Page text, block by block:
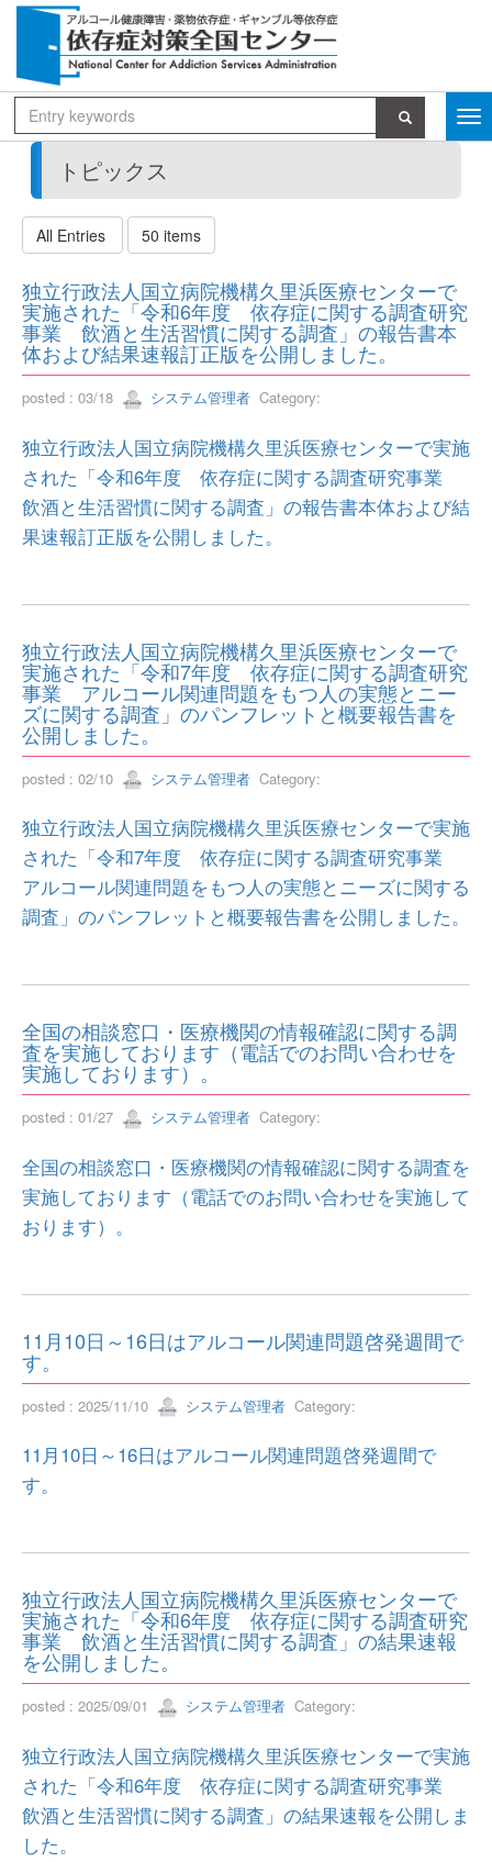
トピックス
All Entries 50 items
独立行政法人国立病院機構久里浜医療センターで
実施された「令和6年度 依存症に関する調査研究
事業 飲酒と生活習慣に関する調査」の報告書本
体および結果速報訂正版を公開しました。
posted : 03/18 システム管理者 Category:
独立行政法人国立病院機構久里浜医療センターで実施
された「令和6年度 依存症に関する調査研究事業
飲酒と生活習慣に関する調査」の報告書本体および結
果速報訂正版を公開しました。
独立行政法人国立病院機構久里浜医療センターで
実施された「令和7年度 依存症に関する調査研究
事業 アルコール関連問題をもつ人の実態とニー
ズに関する調査」のパンフレットと概要報告書を
公開しました。
posted : 02/10 システム管理者 Category:
独立行政法人国立病院機構久里浜医療センターで実施
された「令和7年度 依存症に関する調査研究事業
アルコール関連問題をもつ人の実態とニーズに関する
調査」のパンフレットと概要報告書を公開しました。
全国の相談窓口・医療機関の情報確認に関する調
査を実施しております（電話でのお問い合わせを
実施しております）。
posted : 01/27 システム管理者 Category:
全国の相談窓口・医療機関の情報確認に関する調査を
実施しております（電話でのお問い合わせを実施して
おります）。
11月10日～16日はアルコール関連問題啓発週間で
す。
posted : 2025/11/10 システム管理者 Category:
11月10日～16日はアルコール関連問題啓発週間で
す。
独立行政法人国立病院機構久里浜医療センターで
実施された「令和6年度 依存症に関する調査研究
事業 飲酒と生活習慣に関する調査」の結果速報
を公開しました。
posted : 2025/09/01 システム管理者 Category:
独立行政法人国立病院機構久里浜医療センターで実施
された「令和6年度 依存症に関する調査研究事業
飲酒と生活習慣に関する調査」の結果速報を公開しま
した。